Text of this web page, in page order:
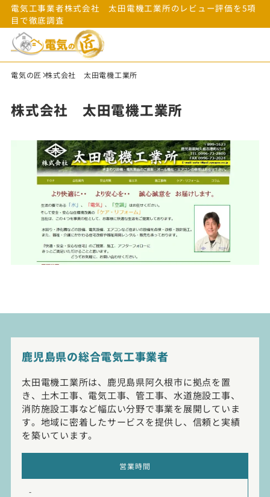
電気工事業者株式会社 太田電機工業所のレビュー評価を5項
目で徹底調査
電気の匠 株式会社 太田電機工業所
株式会社 太田電機工業所
鹿児島県の総合電気工事業者
太田電機工業所は、鹿児島県阿久根市に拠点を置
き、土木工事、電気工事、管工事、水道施設工事、
消防施設工事など幅広い分野で事業を展開していま
す。地域に密着したサービスを提供し、信頼と実績
を築いています。
営業時間
-